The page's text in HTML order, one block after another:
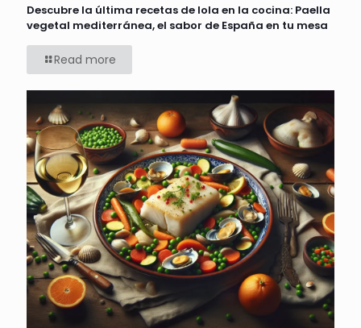
Descubre la última recetas de lola en la cocina: Paella
vegetal mediterránea, el sabor de España en tu mesa
Read more